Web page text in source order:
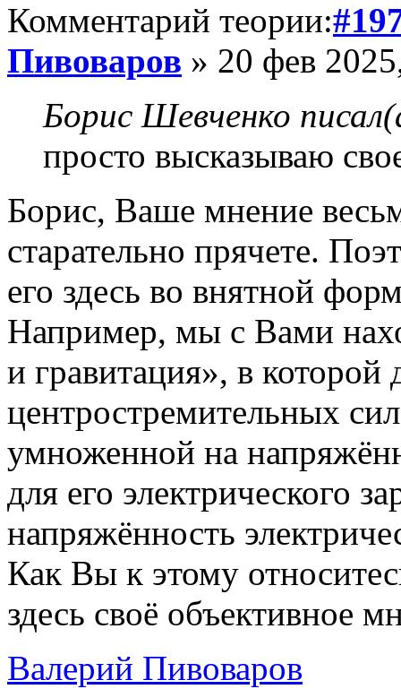
Комментарий теории:
Пивоваров » 20 фев
Борис Шевченко
просто высказываю
Борис, Ваше мнение
старательно прячете.
его здесь во внятной
Например, мы с Вами
и гравитация», в которой
центростремительных
умноженной на
для его электрического
напряжённость
Как Вы к этому
здесь своё объективное
Валерий Пивоваров